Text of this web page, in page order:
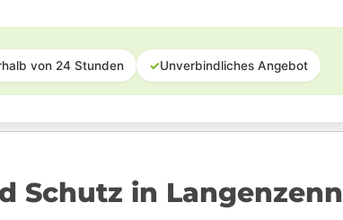
von 24 Stunden ✓Unverbindliches Angebot
Schutz in Langenzenn